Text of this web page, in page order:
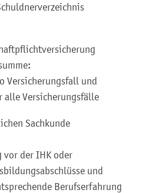
Versicherungsfall und
alle Versicherungsfälle
Sachkunde
vor der IHK oder
und
Berufserfahrung